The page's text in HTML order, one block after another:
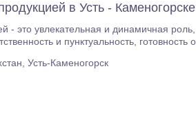
в Усть - Каменогорске
и динамичная роль, требующая определенных навыков и
Усть-Каменогорск